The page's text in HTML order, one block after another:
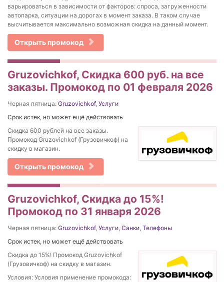
варьироваться в зависимости от факторов: спроса, загруженности
автопарка, ситуации на дорогах в момент заказа. В таком случае
высчитывается максимально возможная скидка на данный момент.
Открыть промокод
Gruzovichkof, Скидка 600 руб. на все
заказы. Промокод по 01 февраля 2026
Черная пятница: Gruzovichkof, Услуги
Срок истек, но может ещё действовать
Скидка 600 рублей на все заказы.
Промокод Gruzovichkof (Грузовичкоф) на
скидку в магазин.
Открыть промокод
Gruzovichkof, Скидка до 15%!
Промокод по 31 января 2026
Черная пятница: Gruzovichkof, Услуги, Санки, Телефоны
Срок истек, но может ещё действовать
Скидка до 15%! Промокод Gruzovichkof
(Грузовичкоф) на скидку в магазин.
Условия: Условия применение промокода: